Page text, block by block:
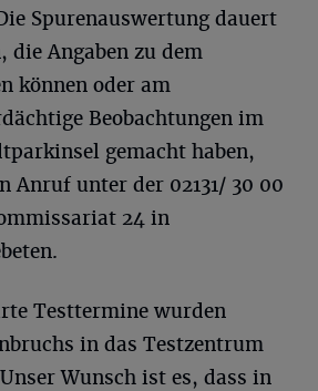
Spurenauswertung dauert
die Angaben zu dem
können oder am
Beobachtungen im
gemacht haben,
Anruf unter der 02131/ 30 00
24 in
Testtermine wurden
in das Testzentrum
Wunsch ist es, dass in